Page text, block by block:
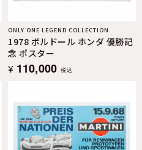
ONLY ONE LEGEND COLLECTION
1978 ボルドール ホンダ 優勝記
念 ポスター
¥ 110,000 税込